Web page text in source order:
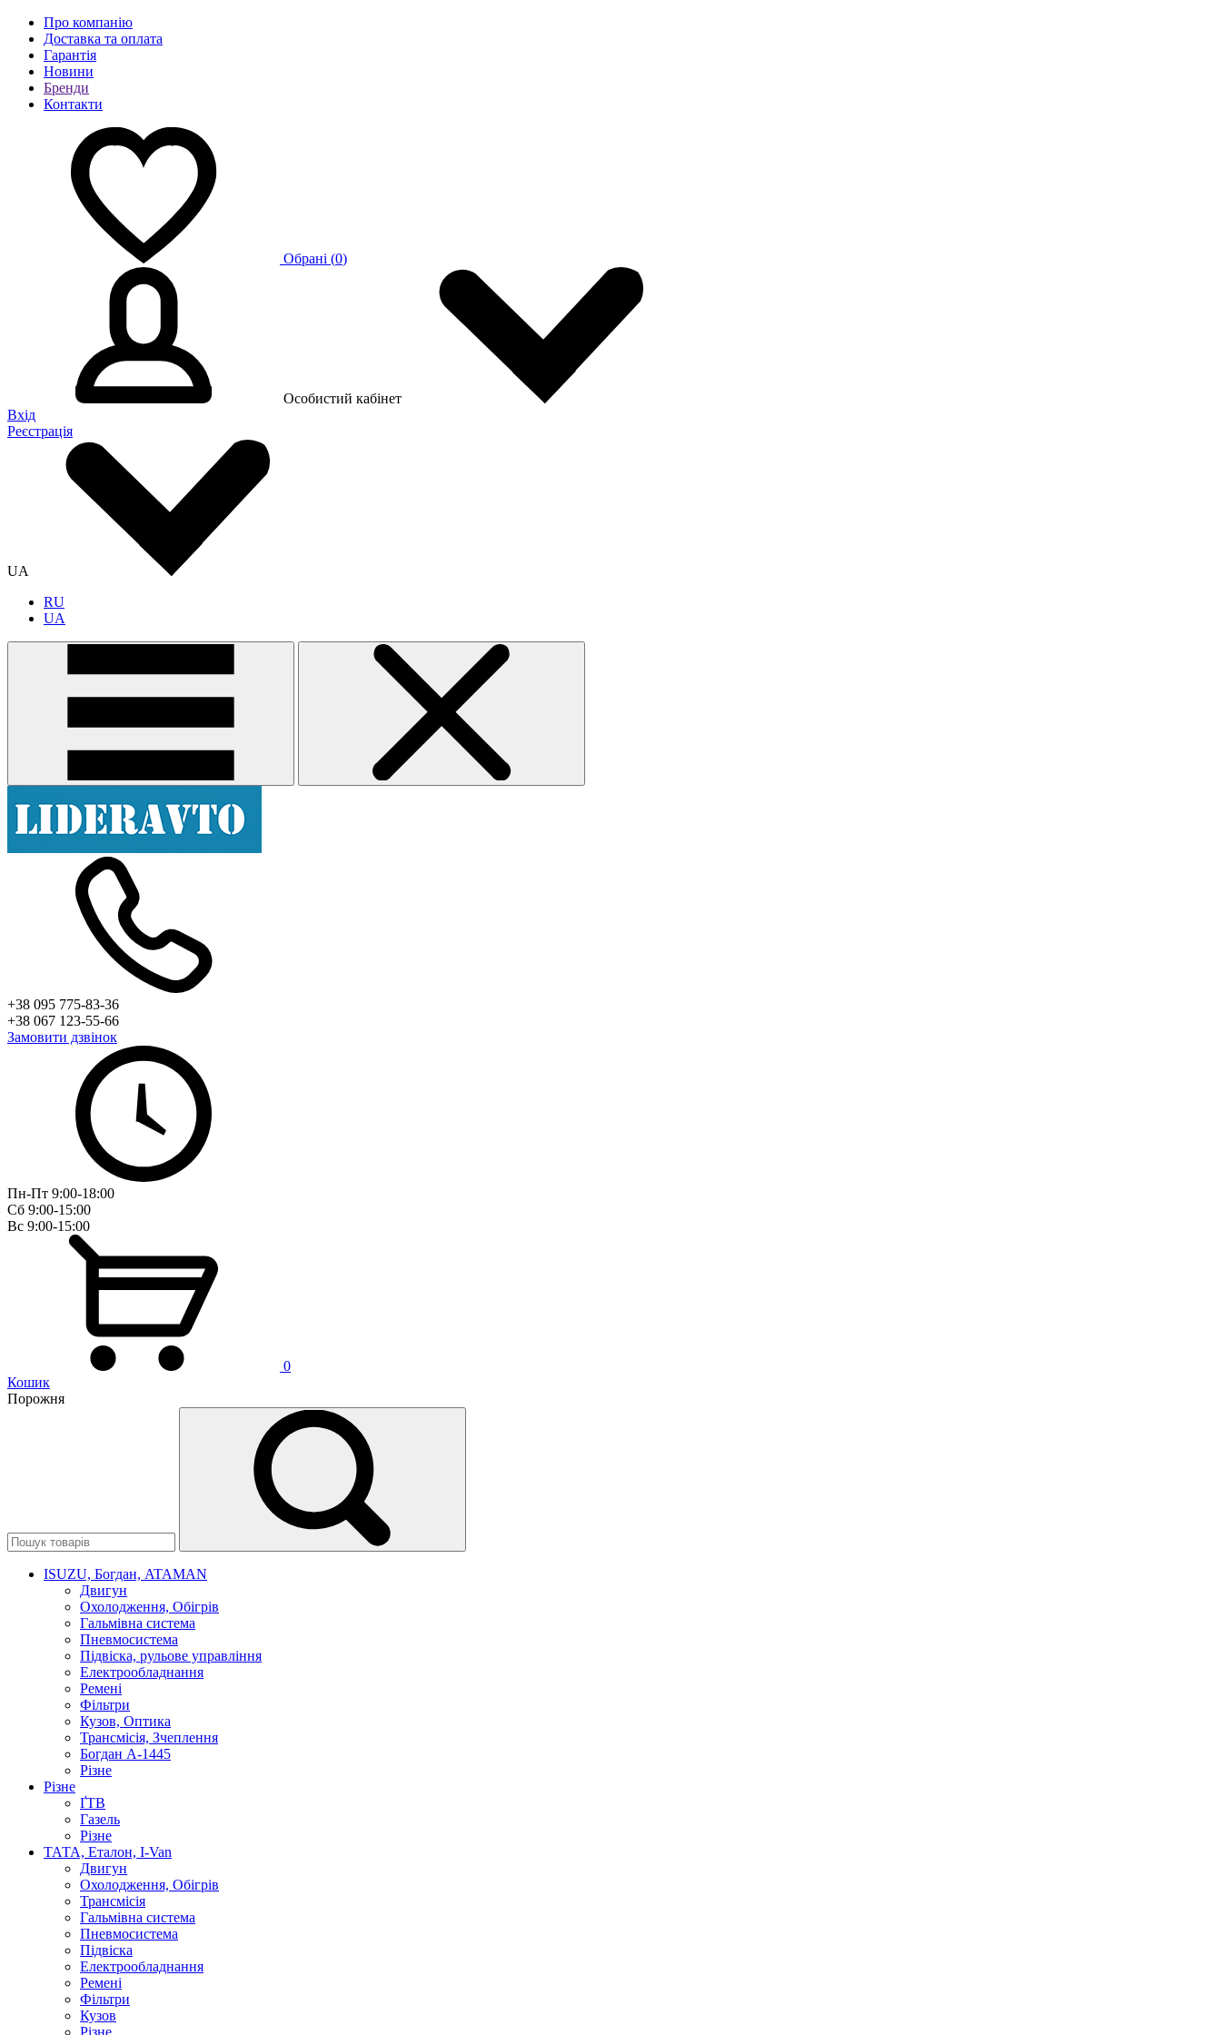
Про компанію
Доставка та оплата
Гарантія
Новини
Бренди
Контакти
Обрані (0)
Особистий кабінет
Вхід
Реєстрація
UA
RU
UA
+38 095 775-83-36
+38 067 123-55-66
Замовити дзвінок
Пн-Пт 9:00-18:00
Сб 9:00-15:00
Вс 9:00-15:00
0
Кошик
Порожня
ISUZU, Богдан, ATAMAN
Двигун
Охолодження, Обігрів
Гальмівна система
Пневмосистема
Підвіска, рульове управління
Електрообладнання
Ремені
Фільтри
Кузов, Оптика
Трансмісія, Зчеплення
Богдан А-1445
Різне
Різне
ҐТВ
Газель
Різне
ТАТА, Еталон, I-Van
Двигун
Охолодження, Обігрів
Трансмісія
Гальмівна система
Пневмосистема
Підвіска
Електрообладнання
Ремені
Фільтри
Кузов
Різне